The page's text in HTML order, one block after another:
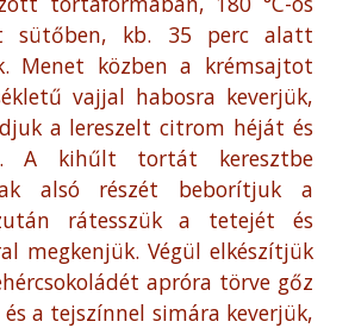
sütőben, kb. 35 perc alatt
Menet közben a krémsajtot
vajjal habosra keverjük,
a lereszelt citrom héját és
A kihűlt tortát keresztbe
alsó részét beborítjuk a
rátesszük a tetejét és
megkenjük. Végül elkészítjük
apróra törve gőz
a tejszínnel simára keverjük,